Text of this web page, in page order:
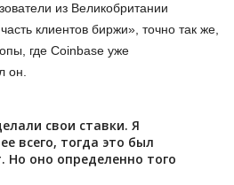
из Великобритании
клиентов биржи», точно так же,
где Coinbase уже
он.
свои ставки. Я
всего, тогда это был
оно определенно того